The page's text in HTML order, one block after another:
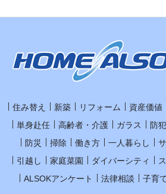
住み替え 新築 リフォーム 資産価値
単身赴任
高齢者・介護 ガラス 防犯
防災
掃除 働き方 一人暮らし
引越し
家庭菜園 ダイバーシティ
ALSOKアンケート
法律相談 子育